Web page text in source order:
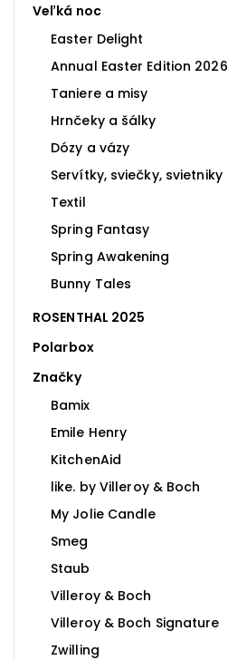
Veľká noc
Easter Delight
Annual Easter Edition 2026
Taniere a misy
Hrnčeky a šálky
Dózy a vázy
Servítky, sviečky, svietniky
Textil
Spring Fantasy
Spring Awakening
Bunny Tales
ROSENTHAL 2025
Polarbox
Značky
Bamix
Emile Henry
KitchenAid
like. by Villeroy & Boch
My Jolie Candle
Smeg
Staub
Villeroy & Boch
Villeroy & Boch Signature
Zwilling